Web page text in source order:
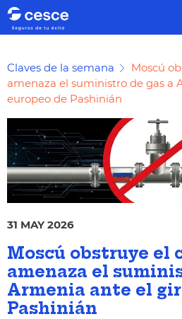
Claves de la semana
Moscú
amenaza el suministro de gas a
europeo de Pashinián
31 MAY 2026
Moscú obstruye el
amenaza el
Armenia ante el
Pashinián